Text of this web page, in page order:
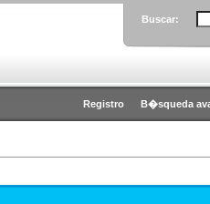
Buscar:
Registro B�squeda